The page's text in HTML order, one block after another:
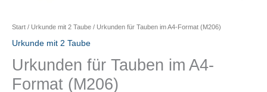
Start / Urkunde mit 2 Taube / Urkunden für Tauben im A4-Format (M206)
Urkunde mit 2 Taube
Urkunden für Tauben im A4-
Format (M206)